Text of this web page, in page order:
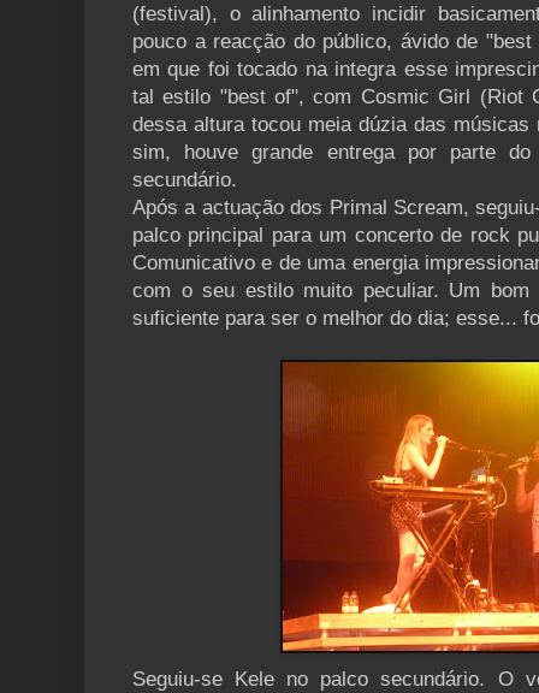
(festival), o alinhamento incidir
pouco a reacção do público, ávido de
em que foi tocado na integra esse
tal estilo "best of", com Cosmic Girl (Riot
dessa altura tocou meia dúzia das
sim, houve grande entrega por parte
secundário.
Após a actuação dos Primal Scream,
palco principal para um concerto de rock
Comunicativo e de uma energia
com o seu estilo muito peculiar. Um
suficiente para ser o melhor do dia; esse...
Seguiu-se Kele no palco secundário. O